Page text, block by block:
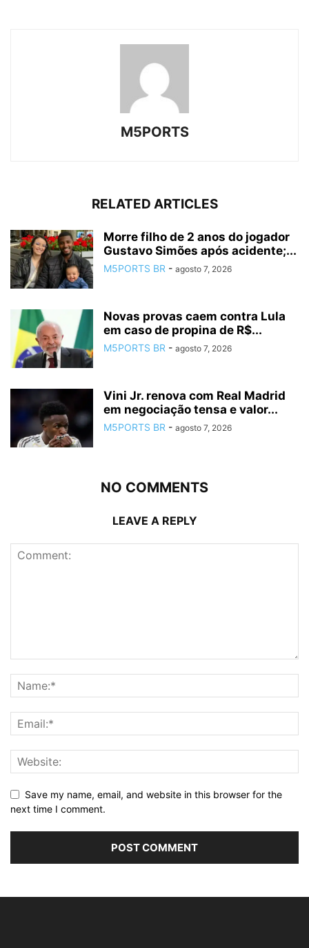
M5PORTS
RELATED ARTICLES
Morre filho de 2 anos do jogador
Gustavo Simões após acidente;...
M5PORTS BR - agosto 7, 2026
Novas provas caem contra Lula
em caso de propina de R$...
M5PORTS BR - agosto 7, 2026
Vini Jr. renova com Real Madrid
em negociação tensa e valor...
M5PORTS BR - agosto 7, 2026
NO COMMENTS
LEAVE A REPLY
Save my name, email, and website in this browser for the
next time I comment.